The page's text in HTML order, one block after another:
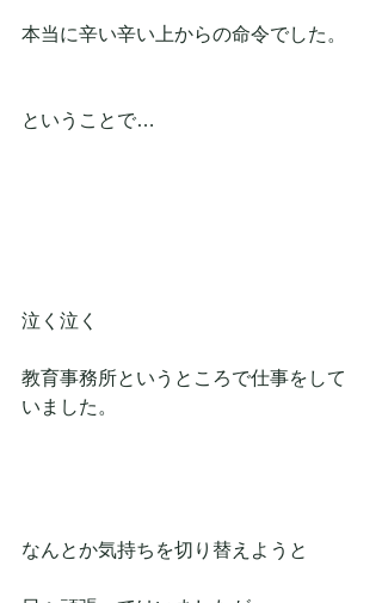
本当に辛い辛い上からの命令でした。
ということで…
泣く泣く
教育事務所というところで仕事をして
いました。
なんとか気持ちを切り替えようと